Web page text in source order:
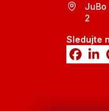
2
Sledujte